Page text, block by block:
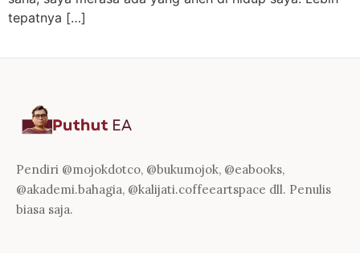
tepatnya […]
Pendiri @mojokdotco, @bukumojok, @eabooks,
@akademi.bahagia, @kalijati.coffeeartspace dll. Penulis
biasa saja.